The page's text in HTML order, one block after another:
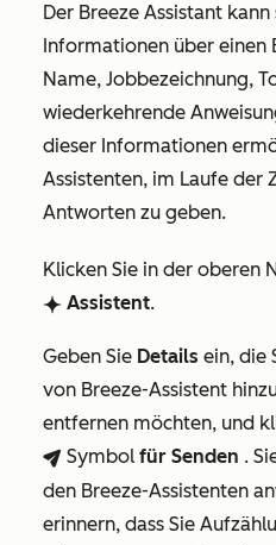
Der Breeze Assistant
Informationen über einen
Name, Jobbezeichnung,
wiederkehrende
dieser Informationen
Assistenten, im Laufe der
Antworten zu geben.
Klicken Sie in der oberen
breezeSingleStarIcon Assistent.
Geben Sie Details ein, die
von Breeze-Assistent
entfernen möchten, und
breezeSendIcon Symbol für Senden .
den Breeze-Assistenten
erinnern, dass Sie